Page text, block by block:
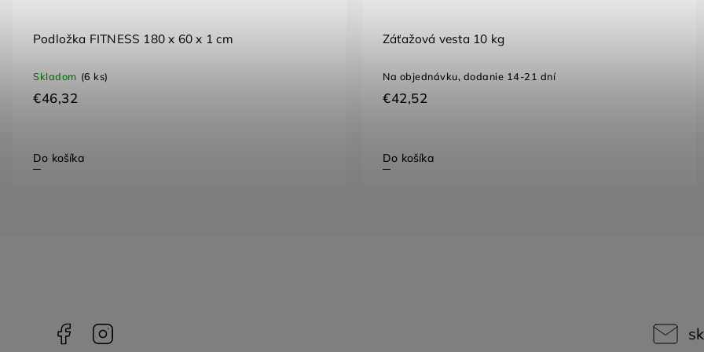
Podložka FITNESS 180 x 60 x 1 cm
Skladom (6 ks)
€46,32
Do košíka
Záťažová vesta 10 kg
Na objednávku, dodanie 14-21 dní
€42,52
Do košíka
Facebook